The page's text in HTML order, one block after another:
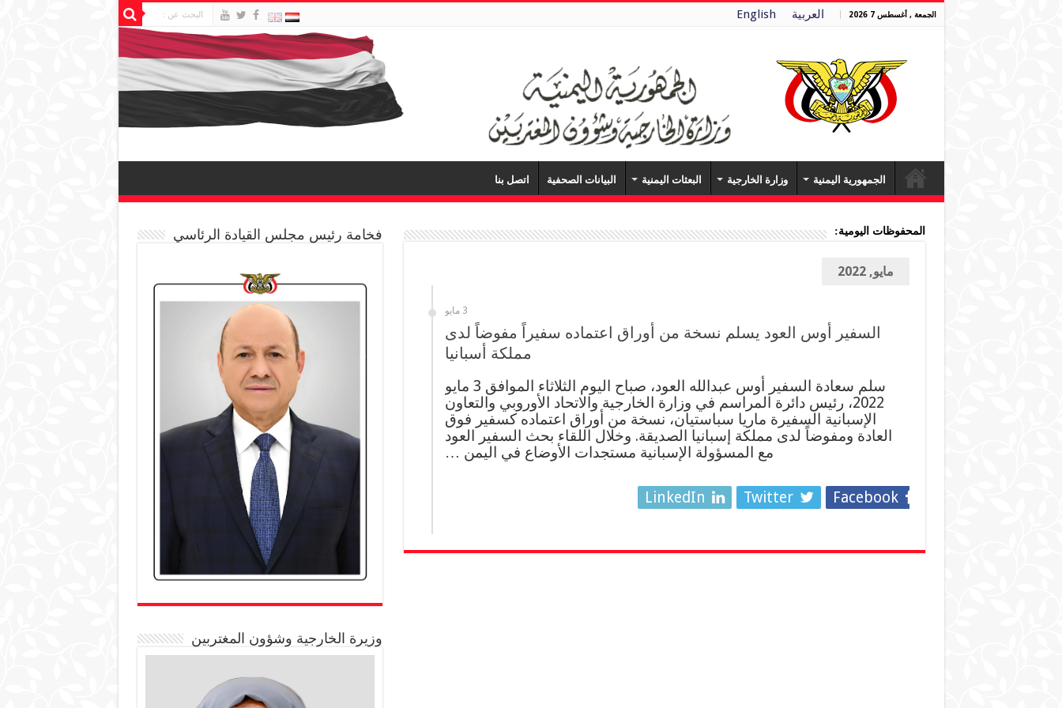
الجمعة , أغسطس 7 2026 العربية English
الجمهورية اليمنية وزارة الخارجية البعثات اليمنية البيانات الصحفية اتصل بنا
المحفوظات اليومية:
مايو, 2022
3 مايو
السفير أوس العود يسلم نسخة من أوراق اعتماده سفيراً مفوضاً لدى
مملكة أسبانيا
سلم سعادة السفير أوس عبدالله العود، صباح اليوم الثلاثاء الموافق 3 مايو
2022، رئيس دائرة المراسم في وزارة الخارجية والاتحاد الأوروبي والتعاون
الإسبانية السفيرة ماريا سباستيان، نسخة من أوراق اعتماده كسفير فوق
العادة ومفوضاً لدى مملكة إسبانيا الصديقة. وخلال اللقاء بحث السفير العود
مع المسؤولة الإسبانية مستجدات الأوضاع في اليمن …
Facebook
Twitter
LinkedIn
فخامة رئيس مجلس القيادة الرئاسي
وزيرة الخارجية وشؤون المغتربين